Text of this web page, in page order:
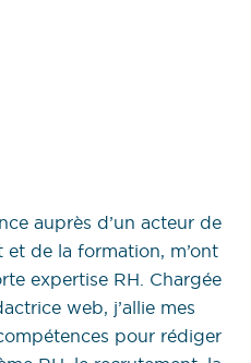
auprès d’un acteur de
et de la formation, m’ont
expertise RH. Chargée
web, j’allie mes
pour rédiger